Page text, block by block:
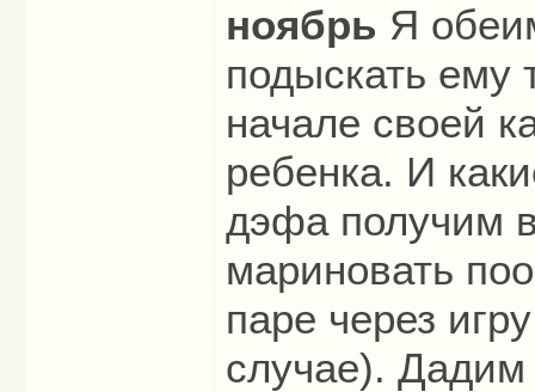
ноябрь Я
подыскать ему
начале своей
ребенка. И
дэфа получим
мариновать
паре через
случае). Дадим